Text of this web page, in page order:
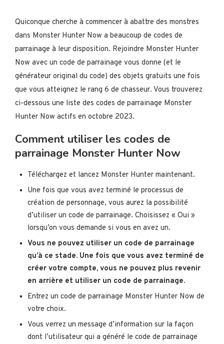
Quiconque cherche à commencer à abattre des monstres
dans Monster Hunter Now a beaucoup de codes de
parrainage à leur disposition. Rejoindre Monster Hunter
Now avec un code de parrainage vous donne (et le
générateur original du code) des objets gratuits une fois
que vous atteignez le rang 6 de chasseur. Vous trouverez
ci-dessous une liste des codes de parrainage Monster
Hunter Now actifs en octobre 2023.
Comment utiliser les codes de
parrainage Monster Hunter Now
Téléchargez et lancez Monster Hunter maintenant.
Une fois que vous avez terminé le processus de
création de personnage, vous aurez la possibilité
d’utiliser un code de parrainage. Choisissez « Oui »
lorsqu’on vous demande si vous en avez un.
Vous ne pouvez utiliser un code de parrainage
qu’à ce stade. Une fois que vous avez terminé de
créer votre compte, vous ne pouvez plus revenir
en arrière et utiliser un code de parrainage.
Entrez un code de parrainage Monster Hunter Now de
votre choix.
Vous verrez un message d’information sur la façon
dont l’utilisateur qui a généré le code de parrainage